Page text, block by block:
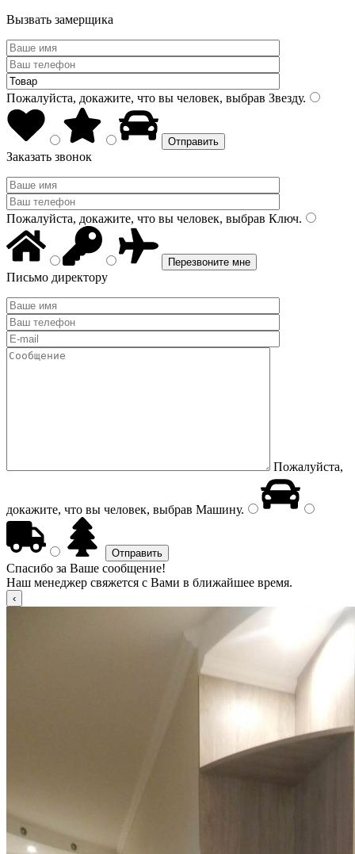
Вызвать замерщика
Пожалуйста, докажите, что вы человек, выбрав Звезду.
Заказать звонок
Пожалуйста, докажите, что вы человек, выбрав Ключ.
Письмо директору
Пожалуйста,
докажите, что вы человек, выбрав Машину.
Спасибо за Ваше сообщение!
Наш менеджер свяжется с Вами в ближайшее время.